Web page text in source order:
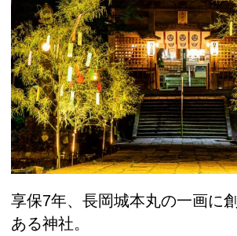
享保7年、長岡城本丸の一画に
ある神社。